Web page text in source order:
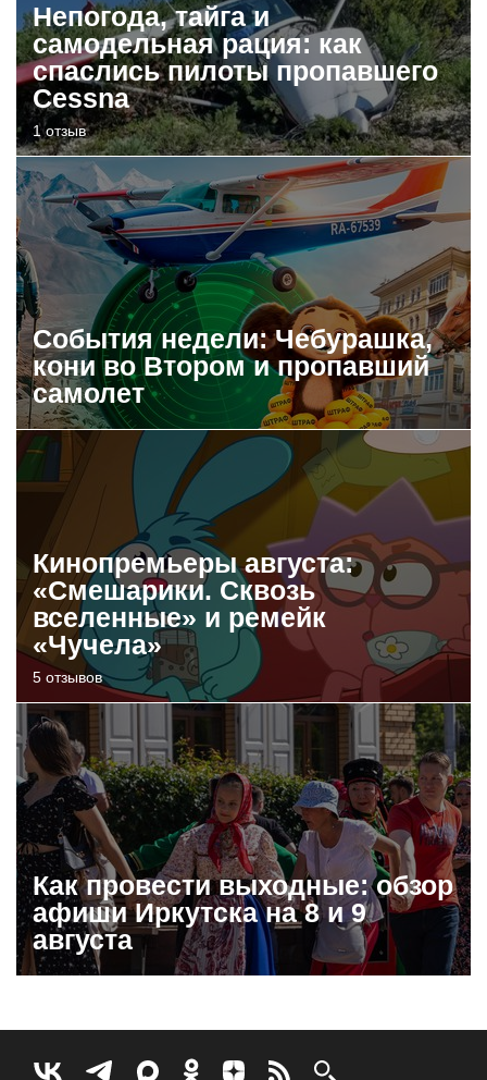
Непогода, тайга и
самодельная рация: как
спаслись пилоты пропавшего
Cessna
1 отзыв
События недели: Чебурашка,
кони во Втором и пропавший
самолет
Кинопремьеры августа:
«Смешарики. Сквозь
вселенные» и ремейк
«Чучела»
5 отзывов
Как провести выходные: обзор
афиши Иркутска на 8 и 9
августа